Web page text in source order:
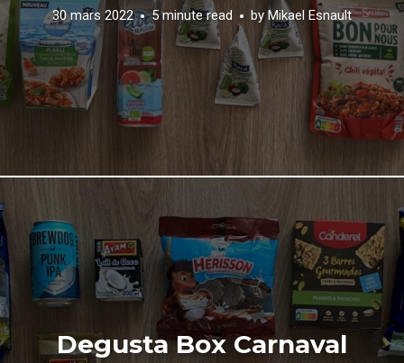
30 mars 2022 5 minute read by Mikael Esnault
Degusta Box Carnaval